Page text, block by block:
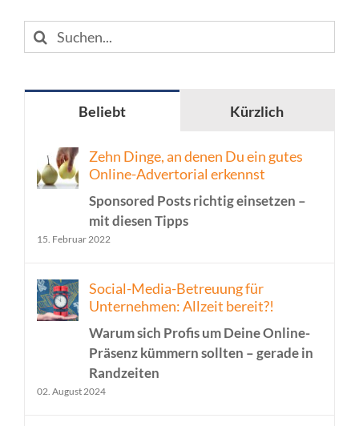
Suche
nach:
Beliebt Kürzlich
Zehn Dinge, an denen Du ein gutes
Online-Advertorial erkennst
Sponsored Posts richtig einsetzen –
mit diesen Tipps
15. Februar 2022
Social-Media-Betreuung für
Unternehmen: Allzeit bereit?!
Warum sich Profis um Deine Online-
Präsenz kümmern sollten – gerade in
Randzeiten
02. August 2024